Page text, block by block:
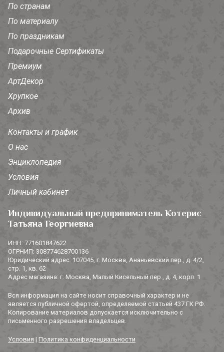
По странам
По материалу
По праздникам
Подарочные Сертификаты
Премиум
АртДекор
Хрупкое
Архив
Контакты и график
О нас
Энциклопедия
Условия
Личный кабинет
Индивидуальный предприниматель Котерис
Татьяна Георгиевна
ИНН: 771601847622
ОГРНИП: 308774628700136
Юридический адрес: 107045, г. Москва, Ананьевский пер., д. 4/2,
стр. 1, кв. 62
Адрес магазина: г. Москва, Малый Кисельный пер., д. 4, корп. 1
Вся информация на сайте носит справочный характер и не
является публичной офертой, определяемой статьей 437 ГК РФ.
Копирование материалов допускается исключительно с
письменного разрешения владельцев.
Условия | Политика конфиденциальности